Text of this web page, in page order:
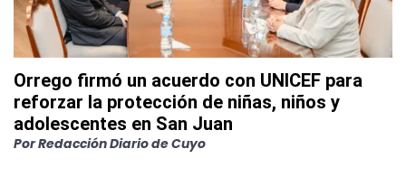
Orrego firmó un acuerdo con UNICEF para
reforzar la protección de niñas, niños y
adolescentes en San Juan
PorRedacción Diario de Cuyo